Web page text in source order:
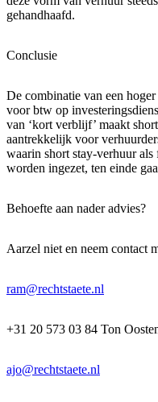
gehandhaafd.
Conclusie
De combinatie van een
voor btw op
van ‘kort verblijf’ maakt
aantrekkelijk voor
waarin short stay-verhuur
worden ingezet, ten einde
Behoefte aan nader advies?
Aarzel niet en neem contact
ram@rechtstaete.nl
+31 20 573 03 84 Ton
ajo@rechtstaete.nl